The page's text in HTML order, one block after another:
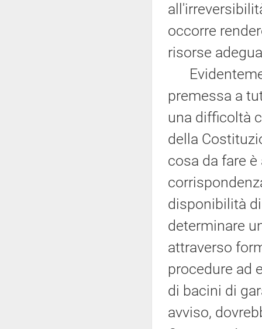
occorre
risorse
premessa a
una difficoltà
della
cosa da fare
disponibilità
determinare
attraverso
procedure ad
di bacini di
avviso,